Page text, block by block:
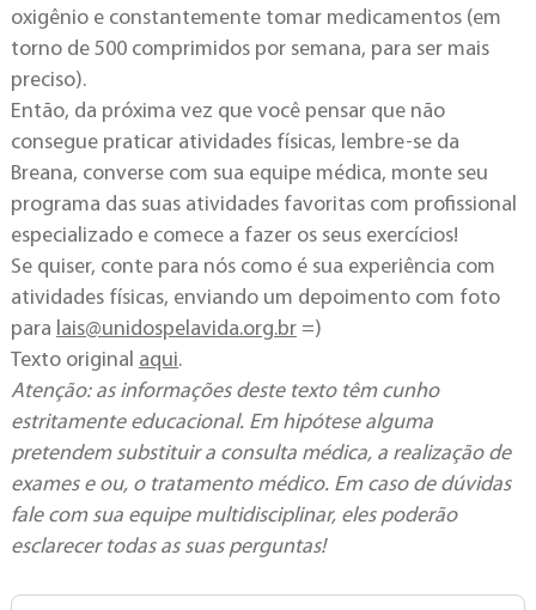
oxigênio e constantemente tomar medicamentos (em
torno de 500 comprimidos por semana, para ser mais
preciso).
Então, da próxima vez que você pensar que não
consegue praticar atividades físicas, lembre-se da
Breana, converse com sua equipe médica, monte seu
programa das suas atividades favoritas com profissional
especializado e comece a fazer os seus exercícios!
Se quiser, conte para nós como é sua experiência com
atividades físicas, enviando um depoimento com foto
para lais@unidospelavida.org.br=)
Texto original aqui.
Atenção: as informações deste texto têm cunho
estritamente educacional. Em hipótese alguma
pretendem substituir a consulta médica, a realização de
exames e ou, o tratamento médico. Em caso de dúvidas
fale com sua equipe multidisciplinar, eles poderão
esclarecer todas as suas perguntas!